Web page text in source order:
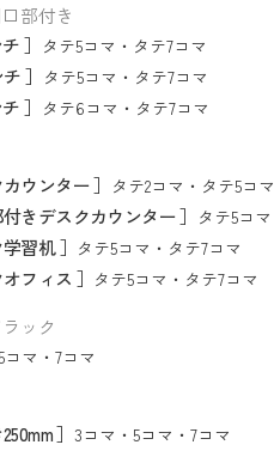
部付き
］
タテ5コマ ・ タテ7コマ
］ タテ5コマ ・ タテ7コマ
］ タテ6コマ ・ タテ7コマ
カウンター ］
タテ2コマ ・ タテ5コマ
付きデスクカウンター ］ タテ5コマ
習机 ］ タテ5コマ ・ タテ7コマ
フィス ］ タテ5コマ ・ タテ7コマ
ック
コマ ・ 7コマ
］ 3コマ ・ 5コマ ・ 7コマ